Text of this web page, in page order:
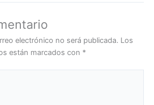
electrónico no será publicada. Los
están marcados con *